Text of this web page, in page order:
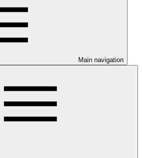
Main navigation